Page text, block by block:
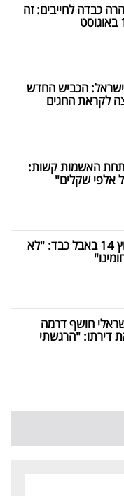
כבדה לחייבים: זה
הכביש החדש
לקראת החגים
האשמות קשות:
אלפי שקלים"
יעקב ברדוגו וערוץ 14 באבל כבד: "לא
חושף דרמה
דירתו: "הרגשתי